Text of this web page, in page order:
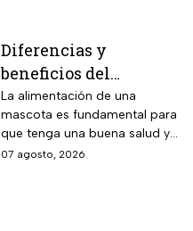
megapíxeles con nueva lente
f/1.4 un 47 por ciento más
luminosa que la generación
anterior.
Diferencias y
beneficios del
alimento húmedo y
seco para gato
La alimentación de una
mascota es fundamental para
que tenga una buena salud y
si tienes gato, te decimos los
07 agosto, 2026